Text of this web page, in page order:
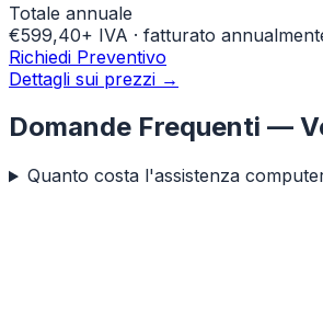
Totale annuale
€599,40+ IVA · fatturato
Richiedi Preventivo
Dettagli sui prezzi →
Domande Frequenti —
Quanto costa l'assistenza